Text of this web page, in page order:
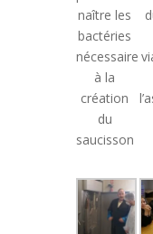
naître les
bactéries
nécessaire
à la
création
du
saucisson